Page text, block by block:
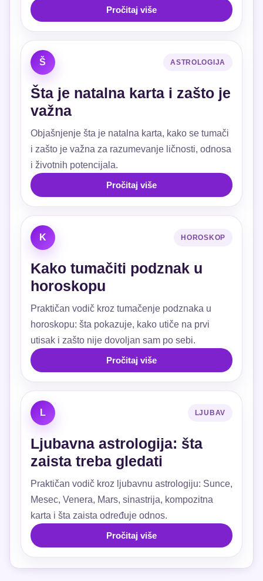
Pročitaj više
Š ASTROLOGIJA
Šta je natalna karta i zašto je
važna
Objašnjenje šta je natalna karta, kako se tumači
i zašto je važna za razumevanje ličnosti, odnosa
i životnih potencijala.
Pročitaj više
K HOROSKOP
Kako tumačiti podznak u
horoskopu
Praktičan vodič kroz tumačenje podznaka u
horoskopu: šta pokazuje, kako utiče na prvi
utisak i zašto nije dovoljan sam po sebi.
Pročitaj više
L LJUBAV
Ljubavna astrologija: šta
zaista treba gledati
Praktičan vodič kroz ljubavnu astrologiju: Sunce,
Mesec, Venera, Mars, sinastrija, kompozitna
karta i šta zaista određuje odnos.
Pročitaj više